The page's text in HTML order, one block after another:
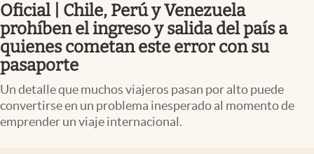
Colombia
Oficial | Chile, Perú y Venezuela
prohíben el ingreso y salida del país a
quienes cometan este error con su
pasaporte
Un detalle que muchos viajeros pasan por alto puede
convertirse en un problema inesperado al momento de
emprender un viaje internacional.